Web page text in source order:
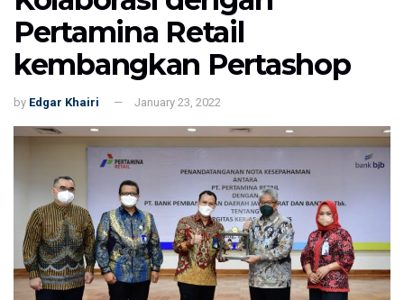
Pertamina Retail
kembangkan Pertashop
by Edgar Khairi January 23, 2022